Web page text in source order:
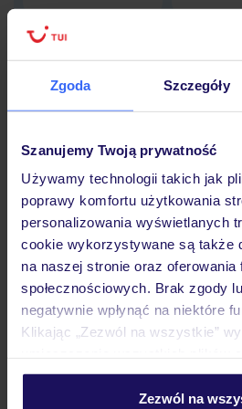
Zgoda Szczegóły
Szanujemy Twoją prywatność
Używamy technologii takich jak
poprawy komfortu użytkowania
personalizowania wyświetlanych
cookie wykorzystywane są także
na naszej stronie oraz oferowania
społecznościowych. Brak zgody
negatywnie wpłynąć na niektóre
Klikając „Zezwól na wszystkie”
personalizować swój wybór
Zezwól na
Hotel
Opinie
Pokoje
Wyżywienie
Atrakcje